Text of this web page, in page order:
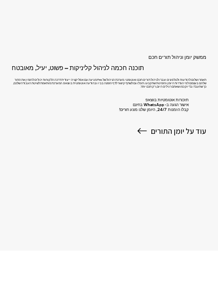
ממשק יומן וניהול תורים חכם
תוכנה חכמה לניהול קליניקות – פשוט, יעיל, מאובטח
תאמרו שלום להודעות ולטלפונים ועברו לניהול תורים חכם ואוטומטי. מערכת הניהול של Pink מגיעה עם אפליקציה ייעודית דרכה הלקוחות יכולים להזמין את התור
שלהם בעצמם לפי הגדרות היומן והזמינות שתקבעו. תוכלו גם לשתף קישור לדף הזמנה בביו ובהודעה אוטומטית בווצאפ. המערכת מותאמת לשיטת העבודה שלכם,
כך שתעבדו בדיוק כמו שאתם רגילים היום, רק חכם יותר.
תזכורות אוטומטיות בווצאפ
אישור הגעה ב- WhatsApp בחינם
קבלו הזמנות 24/7, היומן שלנו מונע חורים!
עוד על יומן התורים